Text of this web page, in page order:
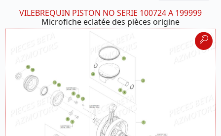
VILEBREQUIN PISTON NO SERIE 100724 A 199999
Microfiche eclatée des pièces origine